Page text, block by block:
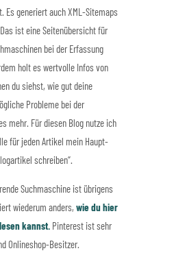
Es generiert auch XML-Sitemaps
ist eine Seitenübersicht für
bei der Erfassung
holt es wertvolle Infos von
du siehst, wie gut deine
Probleme bei der
mehr. Für diesen Blog nutze ich
für jeden Artikel mein Haupt-
schreiben“.
Suchmaschine ist übrigens
wiederum anders, wie du hier
kannst. Pinterest ist sehr
Onlineshop-Besitzer.